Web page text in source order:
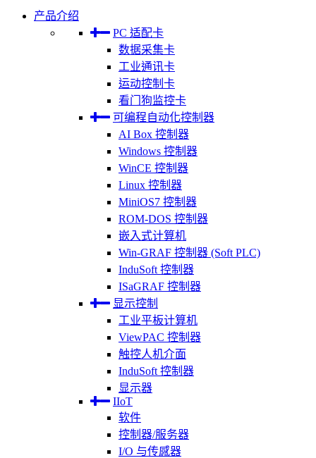
产品介绍
PC 适配卡
数据采集卡
工业通讯卡
运动控制卡
看门狗监控卡
可编程自动化控制器
AI Box 控制器
Windows 控制器
WinCE 控制器
Linux 控制器
MiniOS7 控制器
ROM-DOS 控制器
嵌入式计算机
Win-GRAF 控制器 (Soft PLC)
InduSoft 控制器
ISaGRAF 控制器
显示控制
工业平板计算机
ViewPAC 控制器
触控人机介面
InduSoft 控制器
显示器
IIoT
软件
控制器/服务器
I/O 与传感器